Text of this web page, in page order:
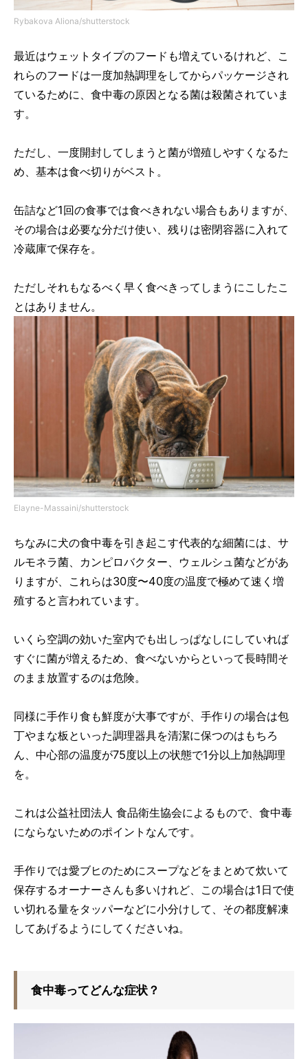
Rybakova Aliona/shutterstock
最近はウェットタイプのフードも増えているけれど、こ
れらのフードは一度加熱調理をしてからパッケージされ
ているために、食中毒の原因となる菌は殺菌されていま
す。
ただし、一度開封してしまうと菌が増殖しやすくなるた
め、基本は食べ切りがベスト。
缶詰など1回の食事では食べきれない場合もありますが、
その場合は必要な分だけ使い、残りは密閉容器に入れて
冷蔵庫で保存を。
ただしそれもなるべく早く食べきってしまうにこしたこ
とはありません。
Elayne-Massaini/shutterstock
ちなみに犬の食中毒を引き起こす代表的な細菌には、サ
ルモネラ菌、カンピロバクター、ウェルシュ菌などがあ
りますが、これらは30度〜40度の温度で極めて速く増
殖すると言われています。
いくら空調の効いた室内でも出しっぱなしにしていれば
すぐに菌が増えるため、食べないからといって長時間そ
のまま放置するのは危険。
同様に手作り食も鮮度が大事ですが、手作りの場合は包
丁やまな板といった調理器具を清潔に保つのはもちろ
ん、中心部の温度が75度以上の状態で1分以上加熱調理
を。
これは公益社団法人 食品衛生協会によるもので、食中毒
にならないためのポイントなんです。
手作りでは愛ブヒのためにスープなどをまとめて炊いて
保存するオーナーさんも多いけれど、この場合は1日で使
い切れる量をタッパーなどに小分けして、その都度解凍
してあげるようにしてくださいね。
食中毒ってどんな症状？